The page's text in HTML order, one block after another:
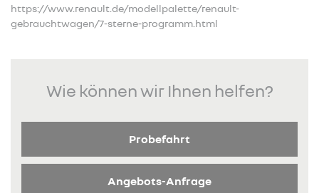
https://www.renault.de/modellpalette/renault-
gebrauchtwagen/7-sterne-programm.html
Wie können wir Ihnen helfen?
Probefahrt
Angebots-Anfrage